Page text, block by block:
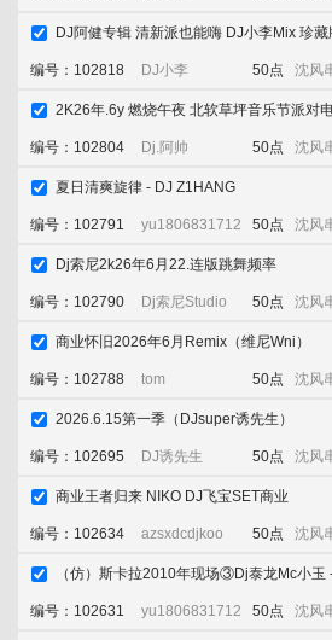
添加喜欢 立即下载
DJ阿健专辑 清新派也能嗨 DJ小李Mix 珍藏
编号：102818 DJ小李 50点 沈风
添加喜欢 立即下载
2K26年.6y 燃烧午夜 北软草坪音乐节派对
编号：102804 Dj.阿帅 50点 沈风
添加喜欢
夏日清爽旋律 - DJ Z1HANG
编号：102791 yu1806831712 50点 沈风
添加喜欢 立即下载
Dj索尼2k26年6月22.连版跳舞频率
编号：102790 Dj索尼Studio 50点 沈风
添加喜欢 立即下载
商业怀旧2026年6月Remix（维尼Wni）
编号：102788 tom 50点 沈风
添加喜欢 立即下载
2026.6.15第一季（DJsuper诱先生）
编号：102695 DJ诱先生 50点 沈风
添加喜欢 立即下载
商业王者归来 NIKO DJ飞宝SET商业
编号：102634 azsxdcdjkoo 50点 沈风
添加喜欢 立即下载
（仿）斯卡拉2010年现场③Dj泰龙Mc小玉
编号：102631 yu1806831712 50点 沈风